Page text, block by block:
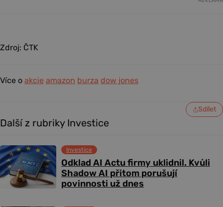
Zdroj: ČTK
Více o akcie amazon burza dow jones
Sdílet
Další z rubriky Investice
Odklad AI Actu firmy uklidnil. Kvůli
Shadow AI přitom porušují
povinnosti už dnes
Investice